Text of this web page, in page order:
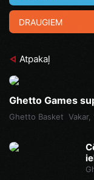
DRAUGIEM
Atpakaļ
Ghetto Games
Ghetto Basket Vakar,